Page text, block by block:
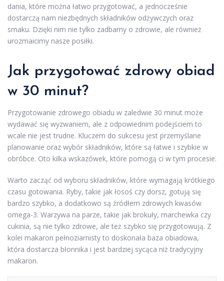
dania, które można łatwo przygotować, a jednocześnie
dostarczą nam niezbędnych składników odżywczych oraz
smaku. Dzięki nim nie tylko zadbamy o zdrowie, ale również
urozmaicimy nasze posiłki.
Jak przygotować zdrowy obiad
w 30 minut?
Przygotowanie zdrowego obiadu w zaledwie 30 minut może
wydawać się wyzwaniem, ale z odpowiednim podejściem to
wcale nie jest trudne. Kluczem do sukcesu jest przemyślane
planowanie oraz wybór składników, które są łatwe i szybkie w
obróbce. Oto kilka wskazówek, które pomogą ci w tym procesie.
Warto zacząć od wyboru składników, które wymagają krótkiego
czasu gotowania. Ryby, takie jak łosoś czy dorsz, gotują się
bardzo szybko, a dodatkowo są źródłem zdrowych kwasów
omega-3. Warzywa na parze, takie jak brokuły, marchewka czy
cukinia, są nie tylko zdrowe, ale też szybko się przygotowują. Z
kolei makaron pełnoziarnisty to doskonała baza obiadowa,
która dostarcza błonnika i jest bardziej sycąca niż tradycyjny
makaron.